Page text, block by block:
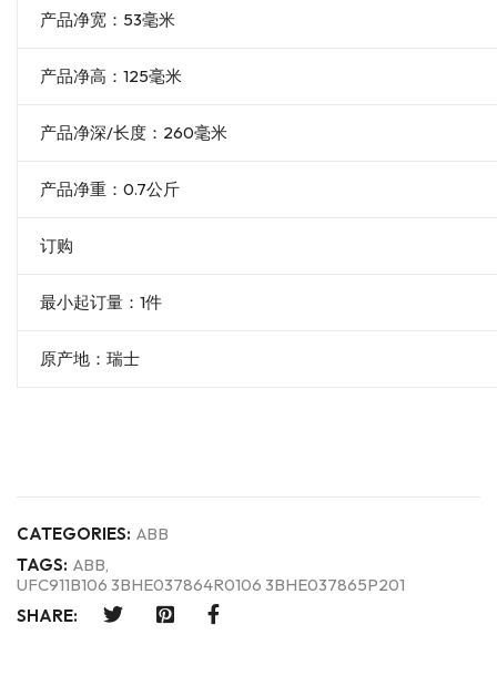
产品净宽：53毫米
产品净高：125毫米
产品净深/长度：260毫米
产品净重：0.7公斤
订购
最小起订量：1件
原产地：瑞士
CATEGORIES: ABB
TAGS: ABB
UFC911B106 3BHE037864R0106 3BHE037865P201
SHARE: